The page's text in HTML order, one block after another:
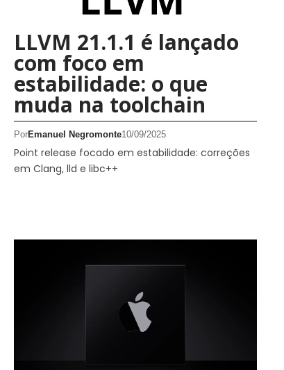
LLVM 21.1.1 é lançado
com foco em
estabilidade: o que
muda na toolchain
PorEmanuel Negromonte10/09/2025
Point release focado em estabilidade: correções
em Clang, lld e libc++